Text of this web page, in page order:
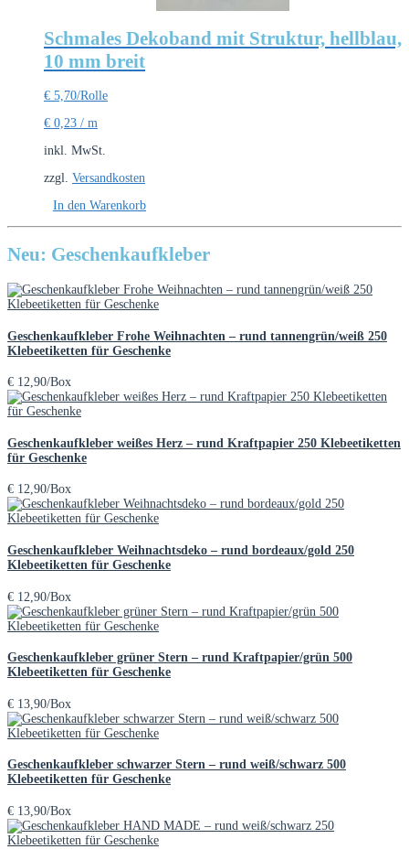
Schmales Dekoband mit Struktur, hellblau,
10 mm breit
€ 5,70/Rolle
€ 0,23 / m
inkl. MwSt.
zzgl. Versandkosten
In den Warenkorb
Neu: Geschenkaufkleber
Geschenkaufkleber Frohe Weihnachten – rund tannengrün/weiß 250
Klebeetiketten für Geschenke
€ 12,90/Box
Geschenkaufkleber weißes Herz – rund Kraftpapier 250 Klebeetiketten
für Geschenke
€ 12,90/Box
Geschenkaufkleber Weihnachtsdeko – rund bordeaux/gold 250
Klebeetiketten für Geschenke
€ 12,90/Box
Geschenkaufkleber grüner Stern – rund Kraftpapier/grün 500
Klebeetiketten für Geschenke
€ 13,90/Box
Geschenkaufkleber schwarzer Stern – rund weiß/schwarz 500
Klebeetiketten für Geschenke
€ 13,90/Box